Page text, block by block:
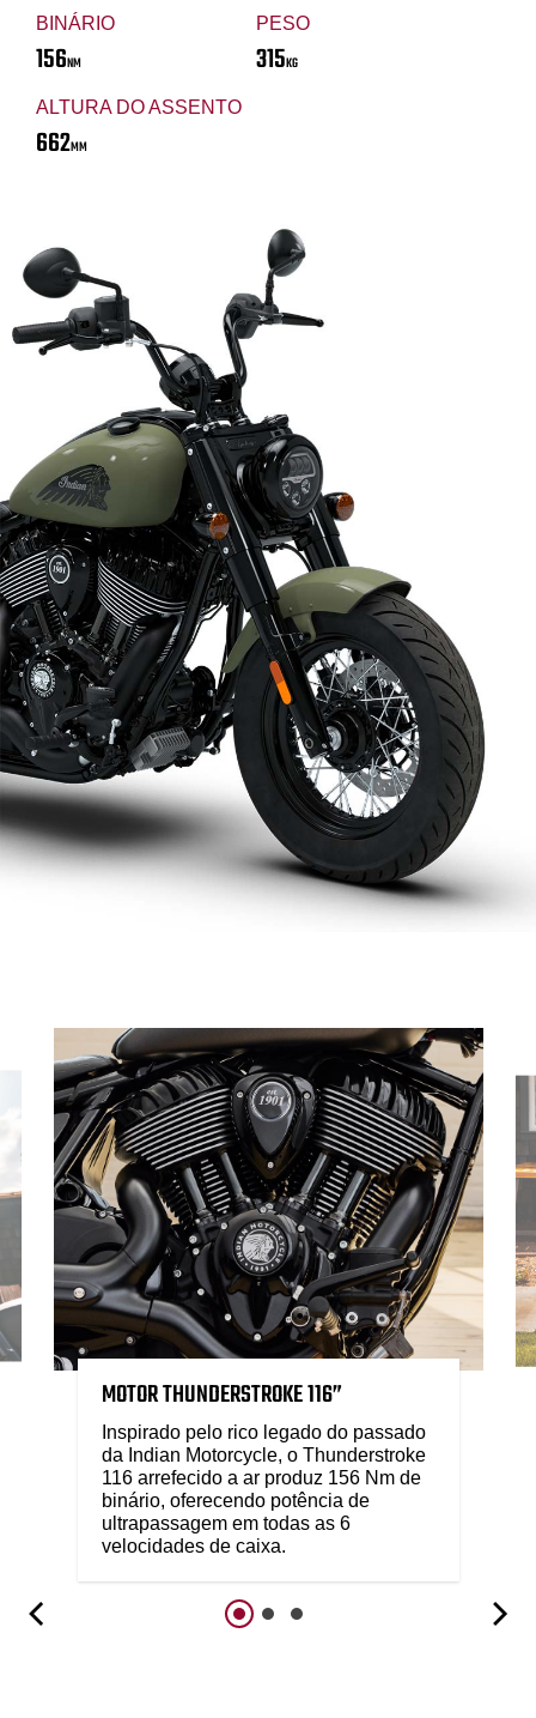
BINÁRIO
156NM
PESO
315KG
ALTURA DO ASSENTO
662MM
MOTOR THUNDERSTROKE 116”
Inspirado pelo rico legado do passado
da Indian Motorcycle, o Thunderstroke
116 arrefecido a ar produz 156 Nm de
binário, oferecendo potência de
ultrapassagem em todas as 6
velocidades de caixa.